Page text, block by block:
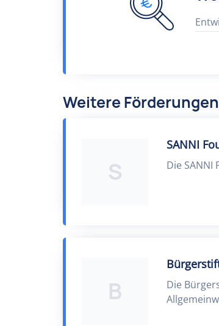
Weitere
S
SANNI
Die
B
Die